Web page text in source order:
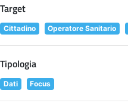
Target
Cittadino Operatore Sanitario
Tipologia
Dati Focus